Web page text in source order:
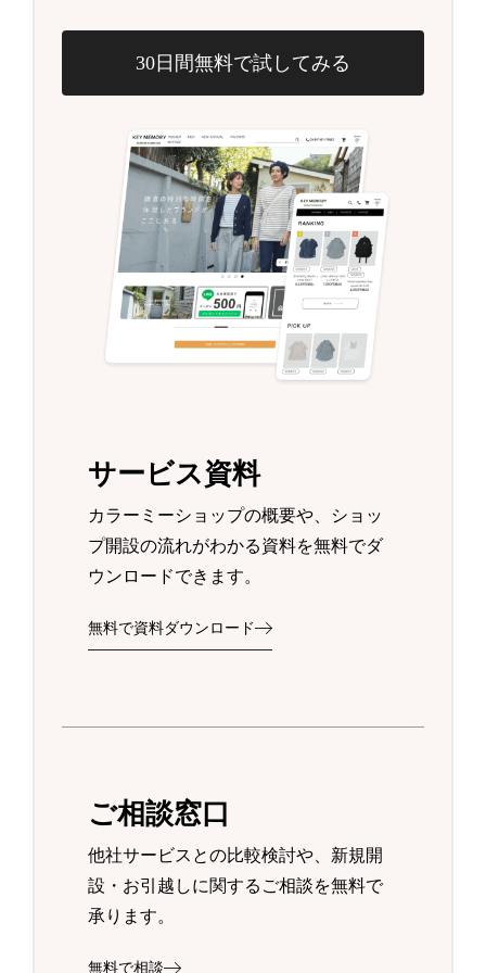
30日間無料で試してみる
サービス資料
カラーミーショップの概要や、ショッ
プ開設の流れがわかる資料を無料でダ
ウンロードできます。
無料で資料ダウンロード
ご相談窓口
他社サービスとの比較検討や、新規開
設・お引越しに関するご相談を無料で
承ります。
無料で相談